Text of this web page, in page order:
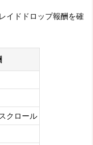
イドドロップ報酬を確
クロール